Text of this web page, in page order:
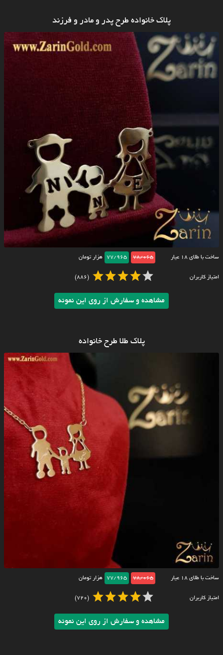
پلاک خانواده طرح پدر و مادر و فرزند
ساخت با طلای ۱۸ عیار 78/065
77/965 هزار تومان
امتیاز کاربران (886)
مشاهده و سفارش از روی این نمونه
پلاک طلا طرح خانواده
ساخت با طلای ۱۸ عیار 78/065
77/965 هزار تومان
امتیاز کاربران (720)
مشاهده و سفارش از روی این نمونه